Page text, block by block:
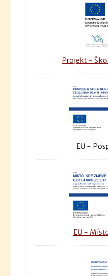
Projekt -
EU -
EU -